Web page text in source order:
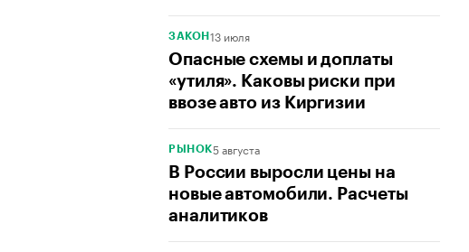
ЗАКОН 13 июля
Опасные схемы и доплаты
«утиля». Каковы риски при
ввозе авто из Киргизии
РЫНОК5 августа
В России выросли цены на
новые автомобили. Расчеты
аналитиков